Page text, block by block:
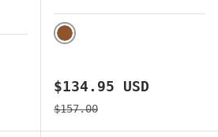
BROWN
Precio de venta
$134.95 USD
Precio normal
$157.00